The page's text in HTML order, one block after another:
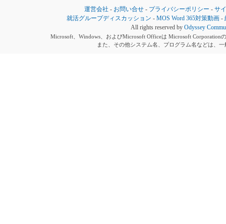
運営会社 - お問い合せ - プライバシーポリシー - サ
就活グループディスカッション -MOS Word 365対策動画 -
All rights reserved by Odyssey
Microsoft、Windows、およびMicrosoft Officeは Microsoft Corporation
また、その他システム名、プログラム名などは、